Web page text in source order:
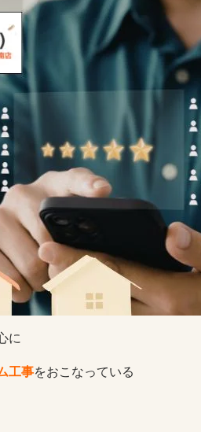
に
工事をおこなっている